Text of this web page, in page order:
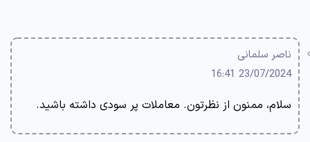
ناصر سلمانی
23/07/2024 16:41
سلام، ممنون از نظرتون. معاملات پر سودی داشته باشید.